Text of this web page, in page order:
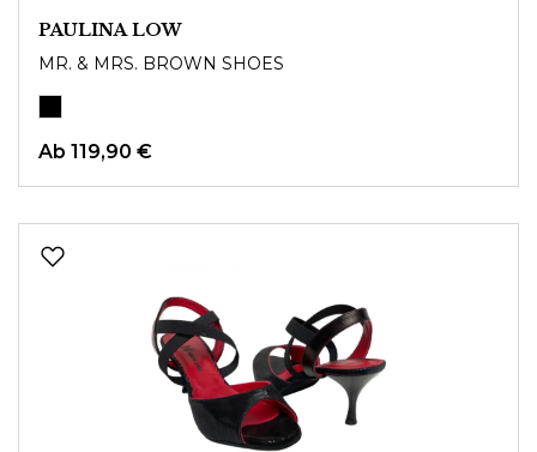
PAULINA LOW
MR. & MRS. BROWN SHOES
Ab 119,90 €